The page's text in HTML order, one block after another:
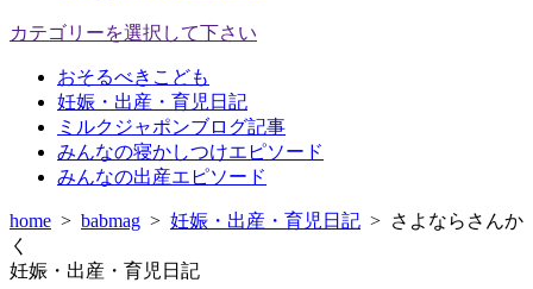
カテゴリーを選択して下さい
おそるべきこども
妊娠・出産・育児日記
ミルクジャポンブログ記事
みんなの寝かしつけエピソード
みんなの出産エピソード
home > babmag > 妊娠・出産・育児日記 > さよならさんか
く
妊娠・出産・育児日記